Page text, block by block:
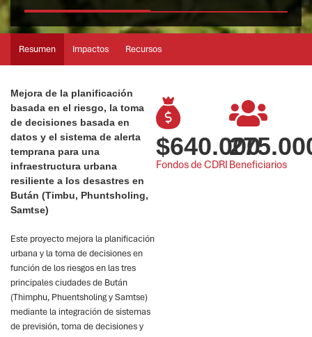
Resumen Impactos Recursos
Mejora de la planificación
basada en el riesgo, la toma
de decisiones basada en
datos y el sistema de alerta
temprana para una
infraestructura urbana
resiliente a los desastres en
Bután (Timbu, Phuntsholing,
Samtse)
Este proyecto mejora la planificación
urbana y la toma de decisiones en
función de los riesgos en las tres
principales ciudades de Bután
(Thimphu, Phuentsholing y Samtse)
mediante la integración de sistemas
de previsión, toma de decisiones y
Fondos de CDRI
$640.000
Beneficiarios